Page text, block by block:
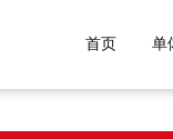
网站下载
首页 单